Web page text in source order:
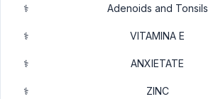
⚕️ Adenoids and Tonsils
⚕️ VITAMINA E
⚕️ ANXIETATE
⚕️ ZINC